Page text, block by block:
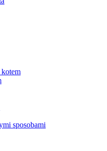
sposobami